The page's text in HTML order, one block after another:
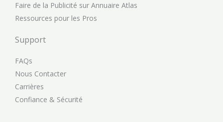
Faire de la Publicité sur Annuaire Atlas
Ressources pour les Pros
Support
FAQs
Nous Contacter
Carrières
Confiance & Sécurité